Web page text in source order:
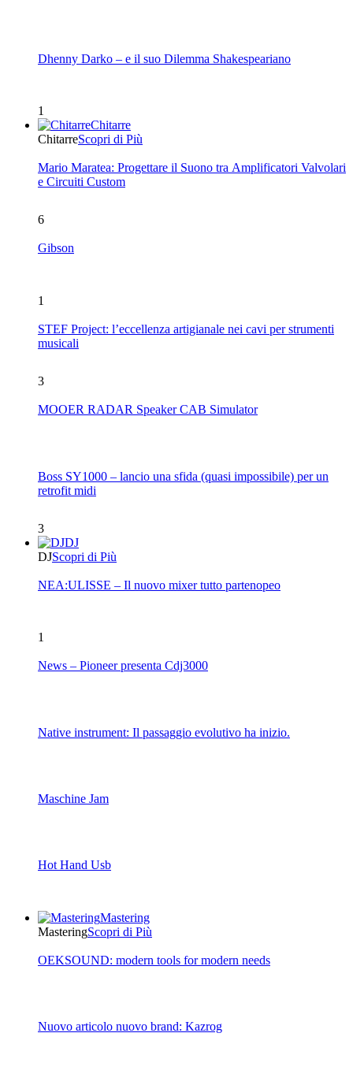
Dhenny Darko – e il suo Dilemma Shakespeariano
1
Chitarre
ChitarreScopri di Più
Mario Maratea: Progettare il Suono tra Amplificatori Valvolari
e Circuiti Custom
6
Gibson
1
STEF Project: l’eccellenza artigianale nei cavi per strumenti
musicali
3
MOOER RADAR Speaker CAB Simulator
Boss SY1000 – lancio una sfida (quasi impossibile) per un
retrofit midi
3
DJ
DJScopri di Più
NEA:ULISSE – Il nuovo mixer tutto partenopeo
1
News – Pioneer presenta Cdj3000
Native instrument: Il passaggio evolutivo ha inizio.
Maschine Jam
Hot Hand Usb
Mastering
MasteringScopri di Più
OEKSOUND: modern tools for modern needs
Nuovo articolo nuovo brand: Kazrog